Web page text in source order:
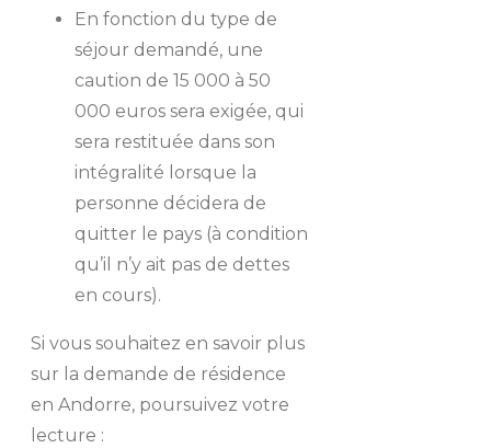
En fonction du type de
séjour demandé, une
caution de 15 000 à 50
000 euros sera exigée, qui
sera restituée dans son
intégralité lorsque la
personne décidera de
quitter le pays (à condition
qu’il n’y ait pas de dettes
en cours).
Si vous souhaitez en savoir plus
sur la demande de résidence
en Andorre, poursuivez votre
lecture :